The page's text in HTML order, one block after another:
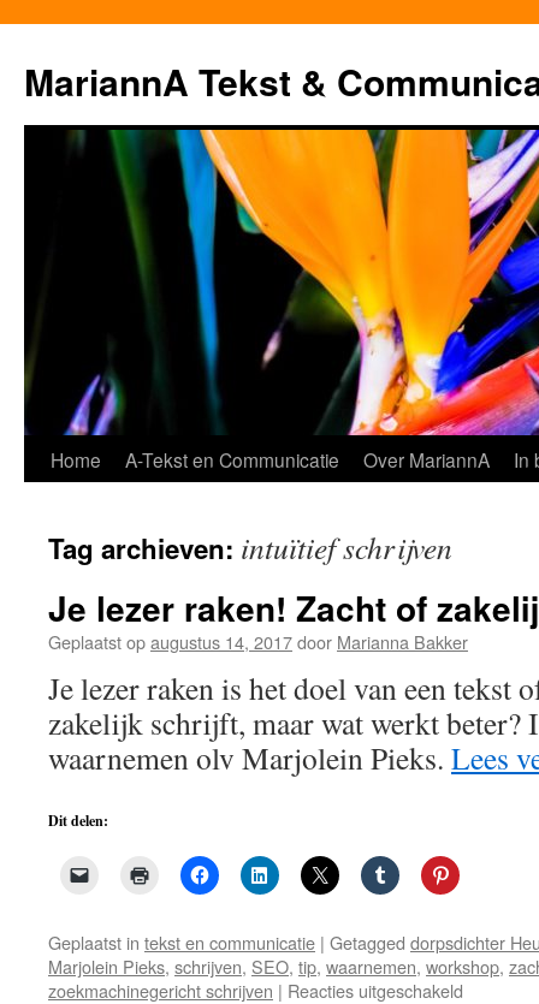
MariannA Tekst &
Ga
de
inhoud
Home A-Tekst en Communicatie Over MariannA In
Tag archieven: intuïtief schrijven
Je lezer raken! Zacht of
Geplaatst opaugustus 14, 2017door Marianna Bakker
Je lezer raken is het doel van een tekst
zakelijk schrijft, maar wat werkt
waarnemen olv Marjolein Pieks. Lees
Dit delen:
Geplaatst in tekst en communicatie | Getagged dorpsdichter
Marjolein Pieks, schrijven, SEO, tip, waarnemen, workshop,
zoekmachinegericht schrijven | Reacties uitgeschakeld